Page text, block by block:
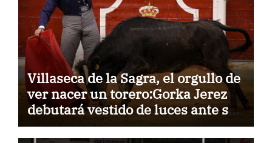
Villaseca de la Sagra, el orgullo de
ver nacer un torero:Gorka Jerez
debutará vestido de luces ante su
pueblo